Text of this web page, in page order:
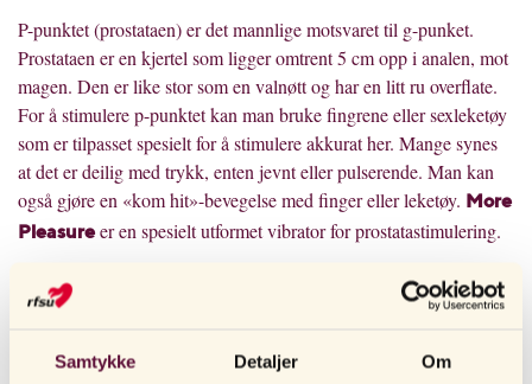
Samtykke Detaljer Om
P-punktet (prostataen) er det mannlige motsvaret til g-punket.
Prostataen er en kjertel som ligger omtrent 5 cm opp i analen, mot
magen. Den er like stor som en valnøtt og har en litt ru overflate.
For å stimulere p-punktet kan man bruke fingrene eller sexleketøy
som er tilpasset spesielt for å stimulere akkurat her. Mange synes
at det er deilig med trykk, enten jevnt eller pulserende. Man kan
også gjøre en «kom hit»-bevegelse med finger eller leketøy. More
Pleasureer en spesielt utformet vibrator for prostatastimulering.
Også vibratoren
Excite Mehar p-
punktspotensiale.